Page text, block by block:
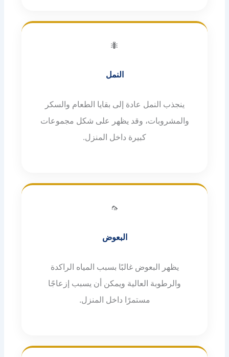
🐜
النمل
ينجذب النمل عادة إلى بقايا الطعام والسكر
والمشروبات، وقد يظهر على شكل مجموعات
كبيرة داخل المنزل.
🦟
البعوض
يظهر البعوض غالبًا بسبب المياه الراكدة
والرطوبة العالية ويمكن أن يسبب إزعاجًا
مستمرًا داخل المنزل.